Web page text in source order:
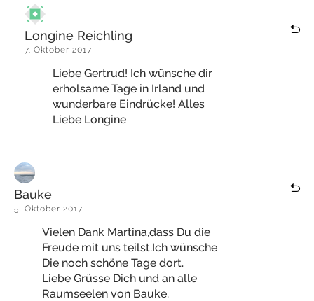
Longine Reichling
7. Oktober 2017
Liebe Gertrud! Ich wünsche dir
erholsame Tage in Irland und
wunderbare Eindrücke! Alles
Liebe Longine
Bauke
5. Oktober 2017
Vielen Dank Martina,dass Du die
Freude mit uns teilst.Ich wünsche
Die noch schöne Tage dort.
Liebe Grüsse Dich und an alle
Raumseelen von Bauke.